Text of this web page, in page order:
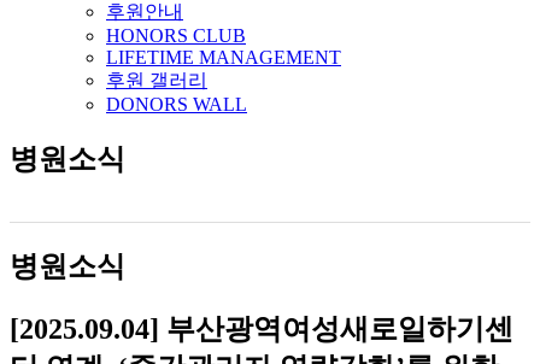
후원안내
HONORS CLUB
LIFETIME MANAGEMENT
후원 갤러리
DONORS WALL
병원소식
병원소식
[2025.09.04] 부산광역여성새로일하기센